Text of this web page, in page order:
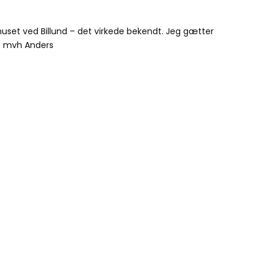
ved Billund – det virkede bekendt. Jeg gætter
Anders